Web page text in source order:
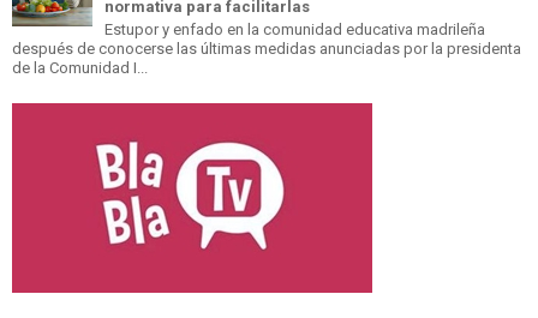
normativa para facilitarlas
Estupor y enfado en la comunidad educativa madrileña
después de conocerse las últimas medidas anunciadas por la presidenta
de la Comunidad I...